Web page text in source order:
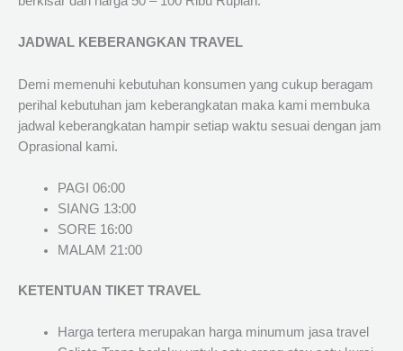
JADWAL KEBERANGKAN TRAVEL
Demi memenuhi kebutuhan konsumen yang cukup beragam
perihal kebutuhan jam keberangkatan maka kami membuka
jadwal keberangkatan hampir setiap waktu sesuai dengan jam
Oprasional kami.
PAGI 06:00
SIANG 13:00
SORE 16:00
MALAM 21:00
KETENTUAN TIKET TRAVEL
Harga tertera merupakan harga minumum jasa travel